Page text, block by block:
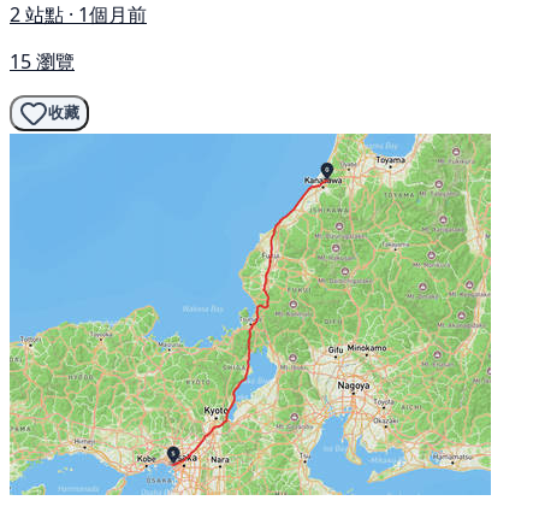
2 站點 · 1個月前
15 瀏覽
收藏